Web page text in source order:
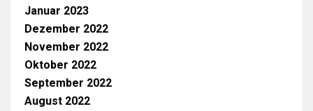
Januar 2023
Dezember 2022
November 2022
Oktober 2022
September 2022
August 2022